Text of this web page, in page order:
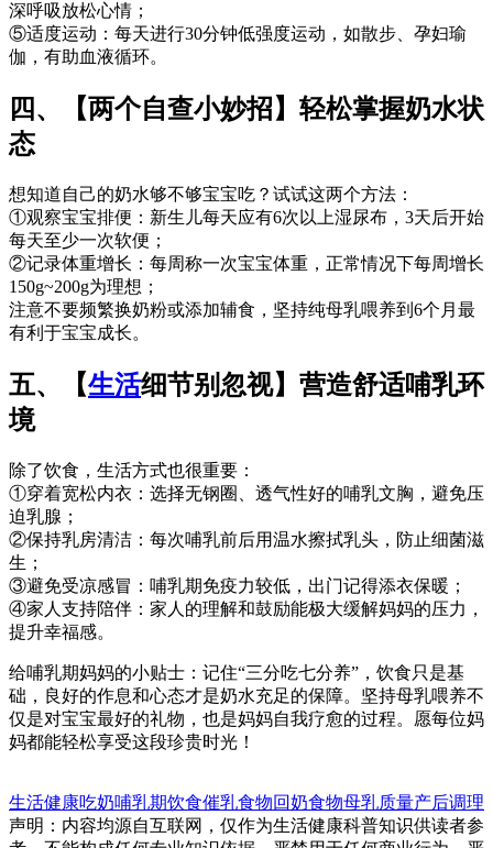
深呼吸放松心情；
⑤适度运动：每天进行30分钟低强度运动，如散步、孕妇瑜
伽，有助血液循环。
四、【两个自查小妙招】轻松掌握奶水状
态
想知道自己的奶水够不够宝宝吃？试试这两个方法：
①观察宝宝排便：新生儿每天应有6次以上湿尿布，3天后开始
每天至少一次软便；
②记录体重增长：每周称一次宝宝体重，正常情况下每周增长
150g~200g为理想；
注意不要频繁换奶粉或添加辅食，坚持纯母乳喂养到6个月最
有利于宝宝成长。
五、【生活细节别忽视】营造舒适哺乳环
境
除了饮食，生活方式也很重要：
①穿着宽松内衣：选择无钢圈、透气性好的哺乳文胸，避免压
迫乳腺；
②保持乳房清洁：每次哺乳前后用温水擦拭乳头，防止细菌滋
生；
③避免受凉感冒：哺乳期免疫力较低，出门记得添衣保暖；
④家人支持陪伴：家人的理解和鼓励能极大缓解妈妈的压力，
提升幸福感。
给哺乳期妈妈的小贴士：记住“三分吃七分养”，饮食只是基
础，良好的作息和心态才是奶水充足的保障。坚持母乳喂养不
仅是对宝宝最好的礼物，也是妈妈自我疗愈的过程。愿每位妈
妈都能轻松享受这段珍贵时光！
生活健康吃奶哺乳期饮食催乳食物回奶食物母乳质量产后调理
声明：内容均源自互联网，仅作为生活健康科普知识供读者参